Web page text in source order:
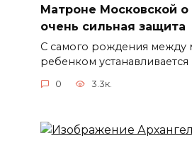
Матроне Московской
очень сильная защита
С самого рождения между
ребенком устанавливается
0 3.3к.